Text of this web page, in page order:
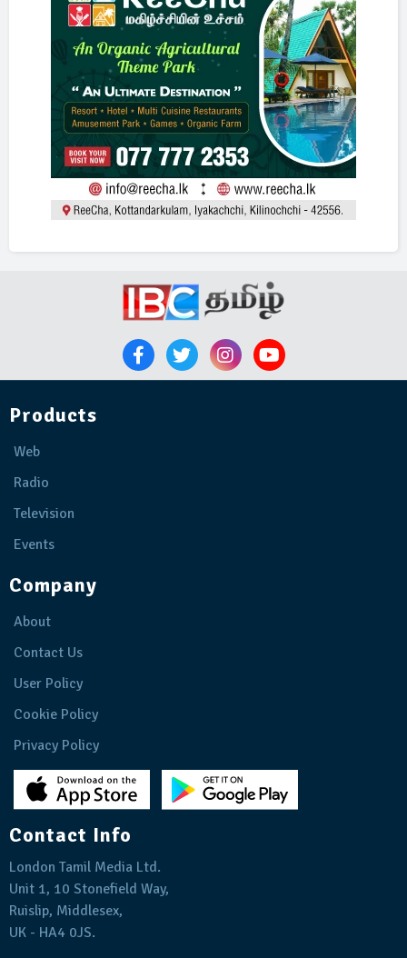
Products
Web
Radio
Television
Events
Company
About
Contact Us
User Policy
Cookie Policy
Privacy Policy
Contact Info
London Tamil Media Ltd.
Unit 1, 10 Stonefield Way,
Ruislip, Middlesex,
UK - HA4 0JS.